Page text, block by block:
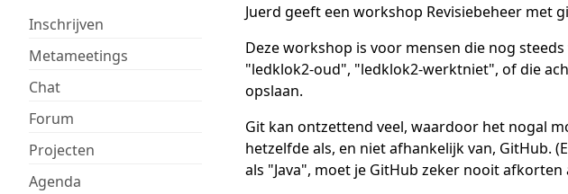
Inschrijven
Metameetings
Chat
Forum
Projecten
Agenda
Juerd geeft een workshop Revisiebeheer met
Deze workshop is voor mensen die nog
"ledklok2-oud", "ledklok2-werktniet", of die
opslaan.
Git kan ontzettend veel, waardoor het nogal
hetzelfde als, en niet afhankelijk van, GitHub.
als "Java", moet je GitHub zeker nooit afkorten